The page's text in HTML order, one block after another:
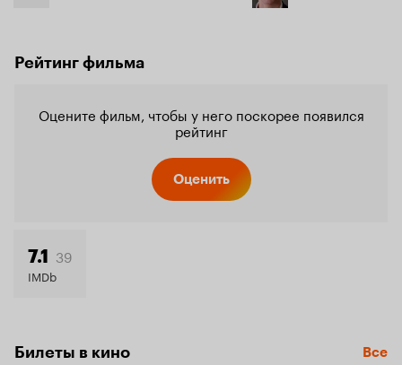
Рейтинг фильма
Оцените фильм, чтобы у него поскорее появился
рейтинг
Оценить
7.1 39
IMDb
Билеты в кино Все